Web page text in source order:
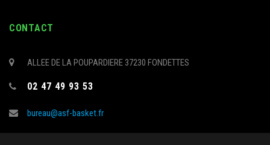
CONTACT
ALLEE DE LA POUPARDIERE 37230 FONDETTES
02 47 49 93 53
bureau@asf-basket.fr